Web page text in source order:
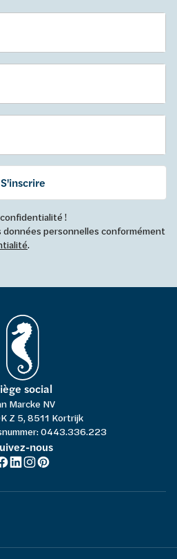
S'inscrire
!
personnelles conformément
.
social
Marcke NV
Z 5, 8511 Kortrijk
0443.336.223
nous